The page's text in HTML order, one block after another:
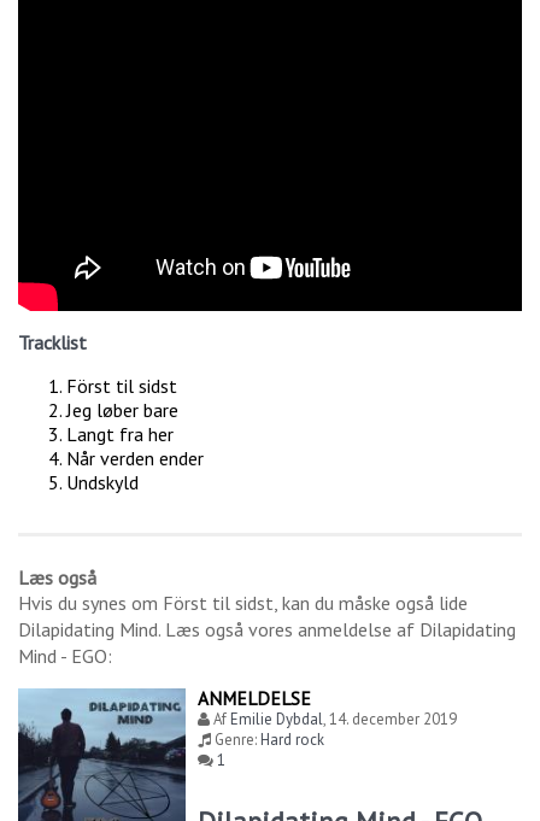
Tracklist
Först til sidst
Jeg løber bare
Langt fra her
Når verden ender
Undskyld
Læs også
Hvis du synes om Först til sidst, kan du måske også lide
Dilapidating Mind. Læs også vores anmeldelse af Dilapidating
Mind - EGO:
ANMELDELSE
AfEmilie Dybdal,14. december 2019
Genre:Hard rock
1